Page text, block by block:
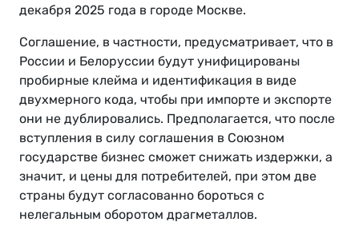
декабря 2025 года в городе Москве.
Соглашение, в частности, предусматривает, что в
России и Белоруссии будут унифицированы
пробирные клейма и идентификация в виде
двухмерного кода, чтобы при импорте и экспорте
они не дублировались. Предполагается, что после
вступления в силу соглашения в Союзном
государстве бизнес сможет снижать издержки, а
значит, и цены для потребителей, при этом две
страны будут согласованно бороться с
нелегальным оборотом драгметаллов.